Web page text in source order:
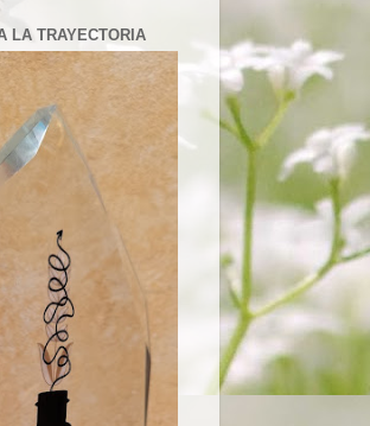
LA TRAYECTORIA